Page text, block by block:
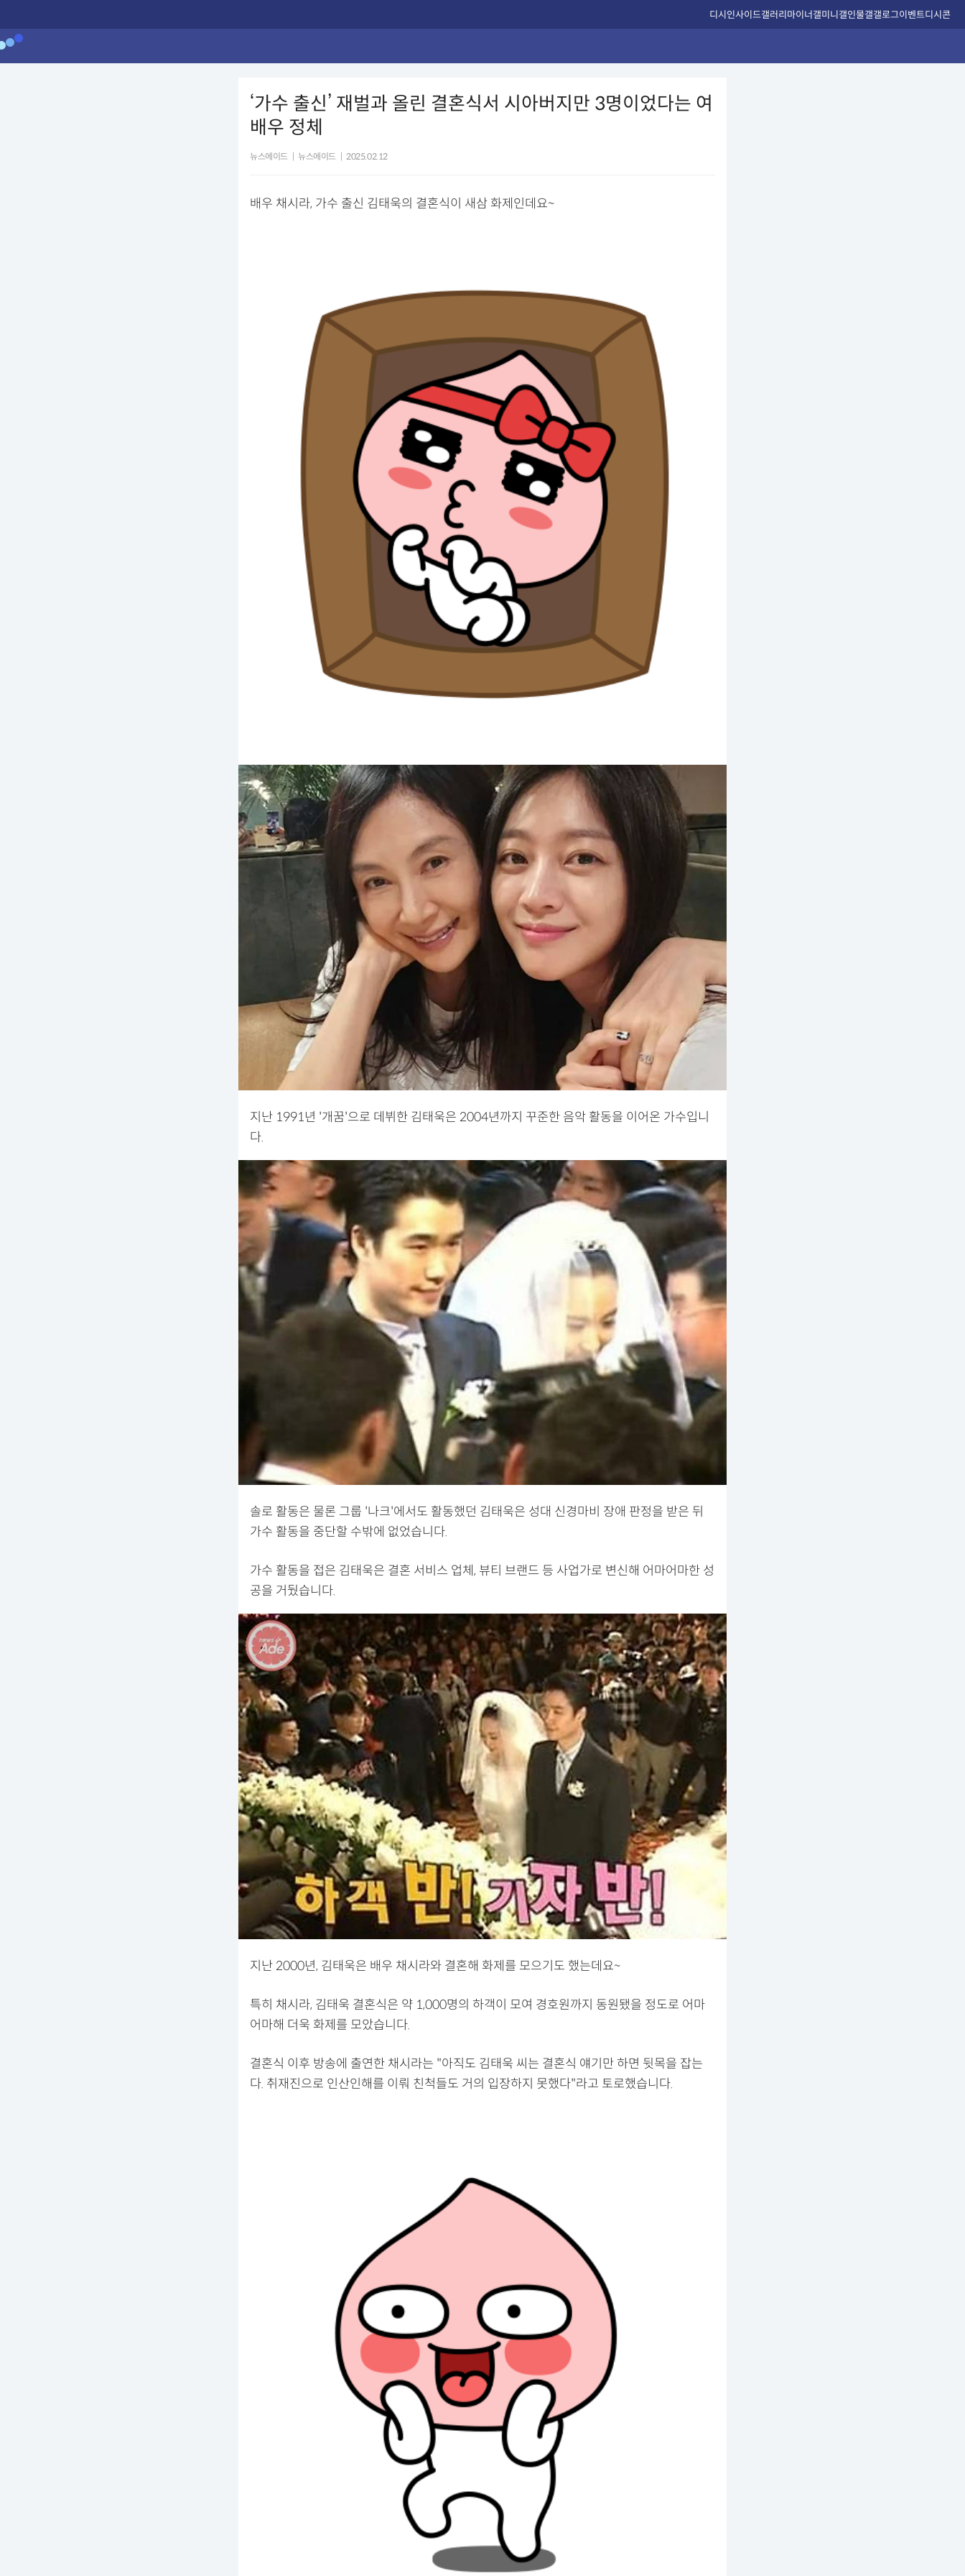
디시인사이드갤러리마이너갤미니갤인물갤갤로그이벤트디시콘
‘가수 출신’ 재벌과 올린 결혼식서 시아버지만 3명이었다는 여
배우 정체
뉴스에이드 뉴스에이드 2025.02.12
배우 채시라, 가수 출신 김태욱의 결혼식이 새삼 화제인데요~
지난 1991년 '개꿈'으로 데뷔한 김태욱은 2004년까지 꾸준한 음악 활동을 이어온 가수입니
다.
솔로 활동은 물론 그룹 '나크'에서도 활동했던 김태욱은 성대 신경마비 장애 판정을 받은 뒤
가수 활동을 중단할 수밖에 없었습니다.
가수 활동을 접은 김태욱은 결혼 서비스 업체, 뷰티 브랜드 등 사업가로 변신해 어마어마한 성
공을 거뒀습니다.
지난 2000년, 김태욱은 배우 채시라와 결혼해 화제를 모으기도 했는데요~
특히 채시라, 김태욱 결혼식은 약 1,000명의 하객이 모여 경호원까지 동원됐을 정도로 어마
어마해 더욱 화제를 모았습니다.
결혼식 이후 방송에 출연한 채시라는 "아직도 김태욱 씨는 결혼식 얘기만 하면 뒷목을 잡는
다. 취재진으로 인산인해를 이뤄 친척들도 거의 입장하지 못했다"라고 토로했습니다.